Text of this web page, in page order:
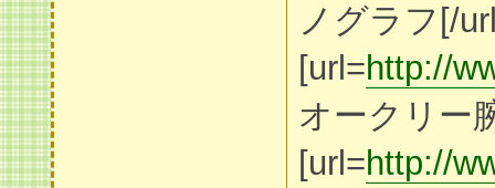
ノグラフ[/
[url=http://
オークリー
[url=http://